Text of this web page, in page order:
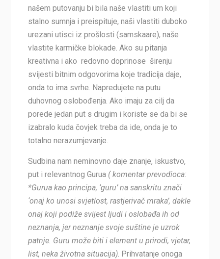
našem putovanju bi bila naše vlastiti um koji
stalno sumnja i preispituje, naši vlastiti duboko
urezani utisci iz prošlosti (samskaare), naše
vlastite karmičke blokade. Ako su pitanja
kreativna i ako redovno doprinose širenju
svijesti bitnim odgovorima koje tradicija daje,
onda to ima svrhe. Napredujete na putu
duhovnog oslobođenja. Ako imaju za cilj da
porede jedan put s drugim i koriste se da bi se
izabralo kuda čovjek treba da ide, onda je to
totalno nerazumjevanje.
Sudbina nam neminovno daje znanje, iskustvo,
put i relevantnog Gurua ( komentar prevodioca:
*Gurua kao principa, ‘guru’ na sanskritu znači
‘onaj ko unosi svjetlost, rastjerivač mraka’, dakle
onaj koji podiže svijest ljudi i oslobađa ih od
neznanja, jer neznanje svoje suštine je uzrok
patnje. Guru može biti i element u prirodi, vjetar,
list, neka životna situacija). Prihvatanje onoga